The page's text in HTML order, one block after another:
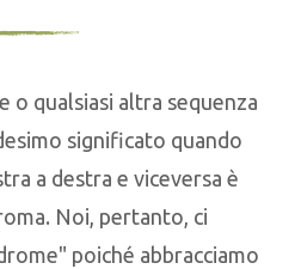
o qualsiasi altra sequenza
significato quando
a destra e viceversa è
Noi, pertanto, ci
poiché abbracciamo